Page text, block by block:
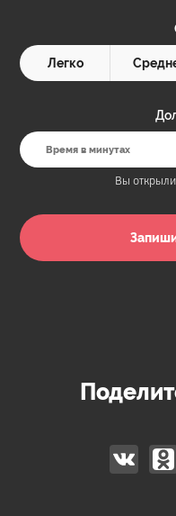
Легко
Вы открыли